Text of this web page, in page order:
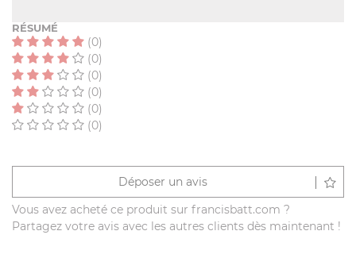
RÉSUMÉ
(0)
(0)
(0)
(0)
(0)
(0)
Déposer un avis
Vous avez acheté ce produit sur francisbatt.com ?
Partagez votre avis avec les autres clients dès maintenant !